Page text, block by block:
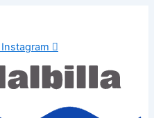
Instagram